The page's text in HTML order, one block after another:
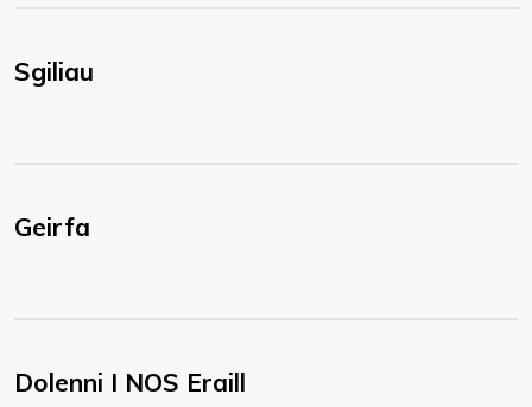
Sgiliau
Geirfa
Dolenni I NOS Eraill